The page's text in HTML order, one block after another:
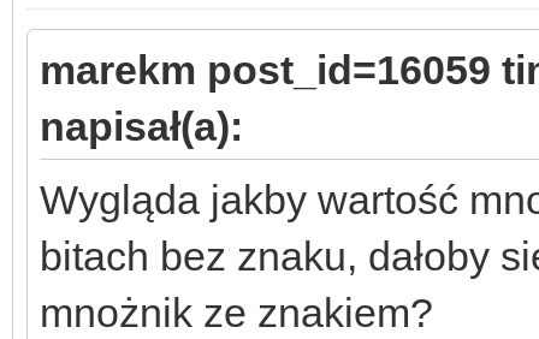
marekm post_id=16059
napisał(a):
Wygląda jakby wartość
bitach bez znaku, dałoby
mnożnik ze znakiem?